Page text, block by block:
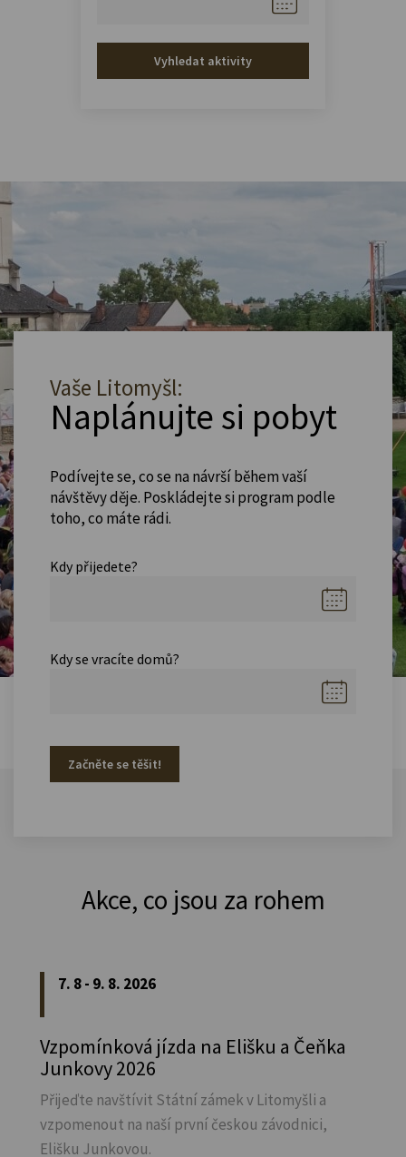
Vyhledat aktivity
Vaše Litomyšl:
Naplánujte si pobyt
Podívejte se, co se na návrší během vaší
návštěvy děje. Poskládejte si program podle
toho, co máte rádi.
Kdy přijedete?
Kdy se vracíte domů?
Začněte se těšit!
Akce, co jsou za rohem
7. 8 - 9. 8. 2026
Vzpomínková jízda na Elišku a Čeňka
Junkovy 2026
Přijeďte navštívit Státní zámek v Litomyšli a
vzpomenout na naší první českou závodnici,
Elišku Junkovou.